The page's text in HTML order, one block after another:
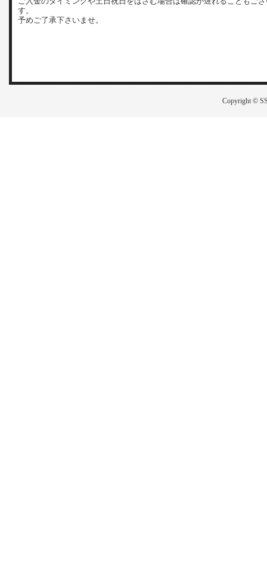
す。
予めご了承下さいませ。
Copyright ©